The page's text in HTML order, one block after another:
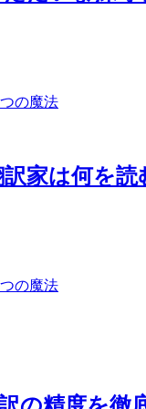
の魔法
家は何を読
の魔法